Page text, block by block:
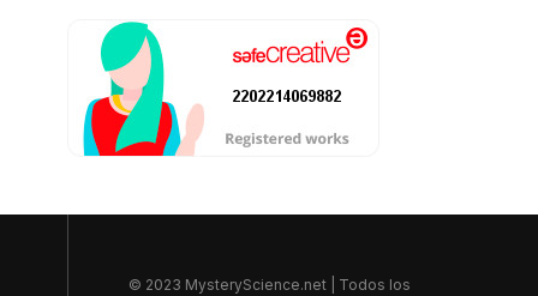
© 2023 MysteryScience.net | Todos los